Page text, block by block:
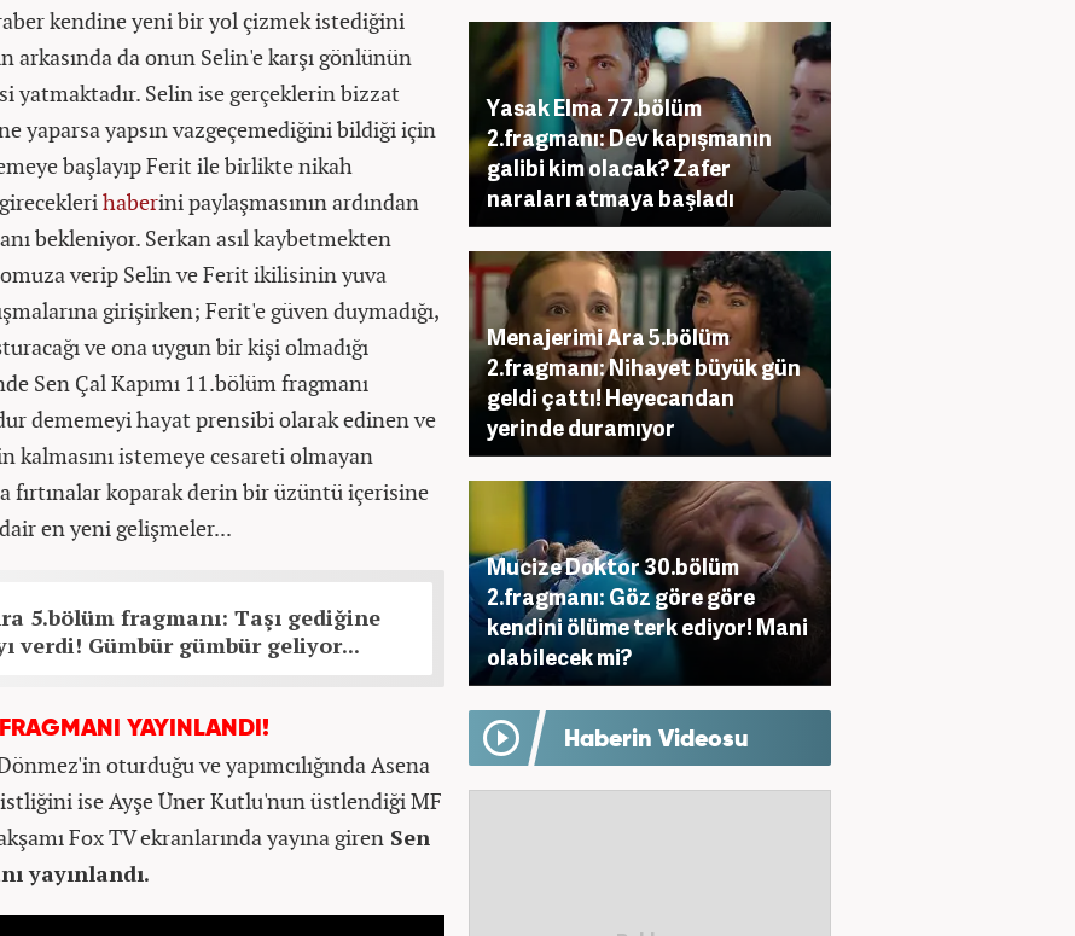
kendine yeni bir yol çizmek istediğini
arkasında da onun Selin'e karşı gönlünün
yatmaktadır. Selin ise gerçeklerin bizzat
yaparsa yapsın vazgeçemediğini bildiği için
başlayıp Ferit ile birlikte nikah
haberini paylaşmasının ardından
bekleniyor. Serkan asıl kaybetmekten
verip Selin ve Ferit ikilisinin yuva
girişirken; Ferit'e güven duymadığı,
ve ona uygun bir kişi olmadığı
Sen Çal Kapımı 11.bölüm fragmanı
dememeyi hayat prensibi olarak edinen ve
kalmasını istemeye cesareti olmayan
fırtınalar koparak derin bir üzüntü içerisine
en yeni gelişmeler...
5.bölüm fragmanı: Taşı gediğine
verdi! Gümbür gümbür geliyor...
YAYINLANDI!
oturduğu ve yapımcılığında Asena
ise Ayşe Üner Kutlu'nun üstlendiği MF
Fox TV ekranlarında yayına giren Sen
yayınlandı.
Yasak Elma 77.bölüm
2.fragmanı: Dev kapışmanın
galibi kim olacak? Zafer
naraları atmaya başladı
Menajerimi Ara 5.bölüm
2.fragmanı: Nihayet büyük gün
geldi çattı! Heyecandan
yerinde duramıyor
Mucize Doktor 30.bölüm
2.fragmanı: Göz göre göre
kendini ölüme terk ediyor! Mani
olabilecek mi?
Haberin Videosu